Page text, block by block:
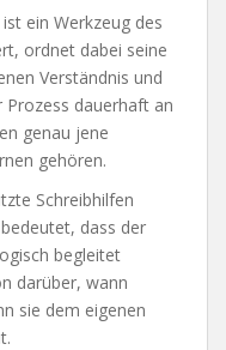
ein Werkzeug des
ordnet dabei seine
Verständnis und
Prozess dauerhaft an
genau jene
gehören.
Schreibhilfen
dass der
begleitet
darüber, wann
sie dem eigenen